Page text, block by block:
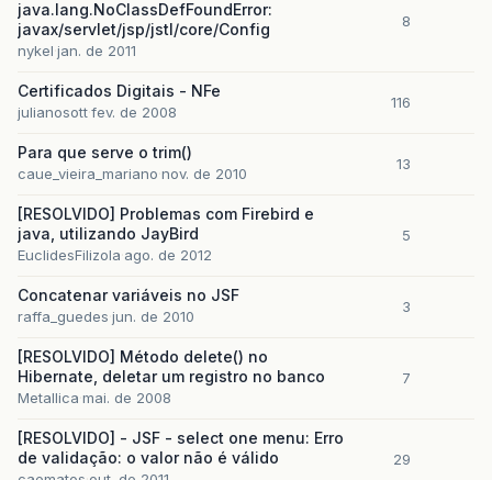
java.lang.NoClassDefFoundError:
javax/servlet/jsp/jstl/core/Config
nykel jan. de 2011
8
Certificados Digitais - NFe
julianosottfev. de 2008
116
Para que serve o trim()
caue_vieira_mariano nov. de 2010
13
[RESOLVIDO] Problemas com Firebird e
java, utilizando JayBird
EuclidesFilizola ago. de 2012
5
Concatenar variáveis no JSF
raffa_guedes jun. de 2010
3
[RESOLVIDO] Método delete() no
Hibernate, deletar um registro no banco
Metallica mai. de 2008
7
[RESOLVIDO] - JSF - select one menu: Erro
de validação: o valor não é válido
29